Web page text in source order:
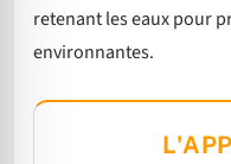
retenant les eaux pour
environnantes.
L'APP